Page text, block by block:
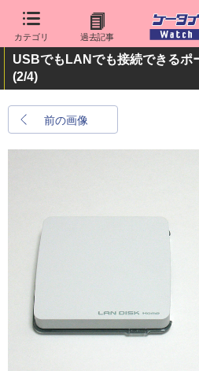
カテゴリ 過去記事
USBでもLANでも接続できるポ
(2/4)
前の画像